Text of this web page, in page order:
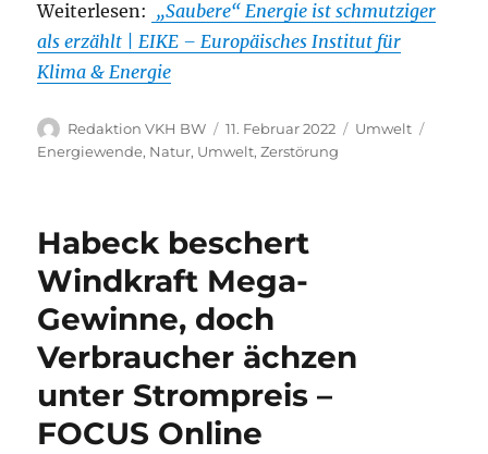
Weiterlesen: „Saubere“ Energie ist schmutziger
als erzählt | EIKE – Europäisches Institut für
Klima & Energie
Autor
Redaktion VKH BW
Veröffentlicht
am
11. Februar 2022 Kategorien
Umwelt
Energiewende, Natur, Umwelt,Zerstörung
Habeck beschert
Windkraft Mega-
Gewinne, doch
Verbraucher ächzen
unter Strompreis –
FOCUS Online